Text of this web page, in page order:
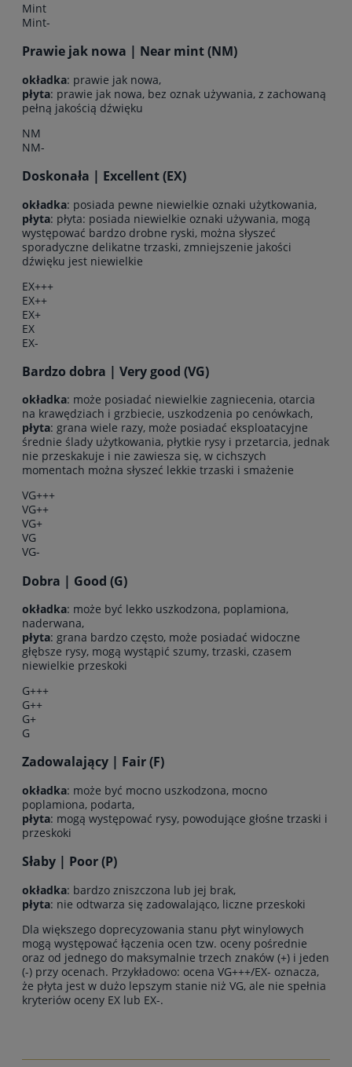
Mint
Mint-
Prawie jak nowa | Near mint (NM)
okładka: prawie jak nowa,
płyta: prawie jak nowa, bez oznak używania, z zachowaną
pełną jakością dźwięku
NM
NM-
Doskonała | Excellent (EX)
okładka: posiada pewne niewielkie oznaki użytkowania,
płyta: płyta: posiada niewielkie oznaki używania, mogą
występować bardzo drobne ryski, można słyszeć
sporadyczne delikatne trzaski, zmniejszenie jakości
dźwięku jest niewielkie
EX+++
EX++
EX+
EX
EX-
Bardzo dobra | Very good (VG)
okładka: może posiadać niewielkie zagniecenia, otarcia
na krawędziach i grzbiecie, uszkodzenia po cenówkach,
płyta: grana wiele razy, może posiadać eksploatacyjne
średnie ślady użytkowania, płytkie rysy i przetarcia, jednak
nie przeskakuje i nie zawiesza się, w cichszych
momentach można słyszeć lekkie trzaski i smażenie
VG+++
VG++
VG+
VG
VG-
Dobra | Good (G)
okładka: może być lekko uszkodzona, poplamiona,
naderwana,
płyta: grana bardzo często, może posiadać widoczne
głębsze rysy, mogą wystąpić szumy, trzaski, czasem
niewielkie przeskoki
G+++
G++
G+
G
Zadowalający | Fair (F)
okładka: może być mocno uszkodzona, mocno
poplamiona, podarta,
płyta: mogą występować rysy, powodujące głośne trzaski i
przeskoki
Słaby | Poor (P)
okładka: bardzo zniszczona lub jej brak,
płyta: nie odtwarza się zadowalająco, liczne przeskoki
Dla większego doprecyzowania stanu płyt winylowych
mogą występować łączenia ocen tzw. oceny pośrednie
oraz od jednego do maksymalnie trzech znaków (+) i jeden
(-) przy ocenach. Przykładowo: ocena VG+++/EX- oznacza,
że płyta jest w dużo lepszym stanie niż VG, ale nie spełnia
kryteriów oceny EX lub EX-.